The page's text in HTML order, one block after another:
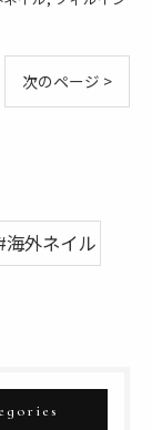
次のページ >
海外ネイル